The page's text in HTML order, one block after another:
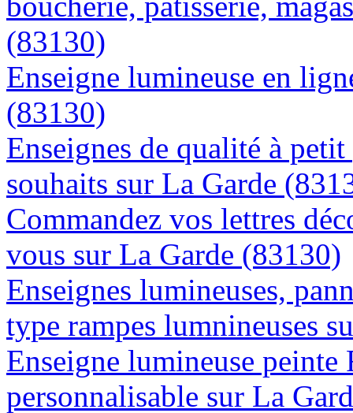
(83130)
Enseigne lumineuse en
(83130)
Enseignes de qualité à
souhaits sur La Garde
Commandez vos lettres
vous sur La Garde (83130)
Enseignes lumineuses,
type rampes lumnineuses
Enseigne lumineuse
personnalisable sur La